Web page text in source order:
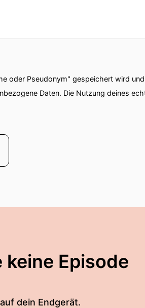
oder Pseudonym" gespeichert wird
Daten. Die Nutzung deines
Episode
dein Endgerät.